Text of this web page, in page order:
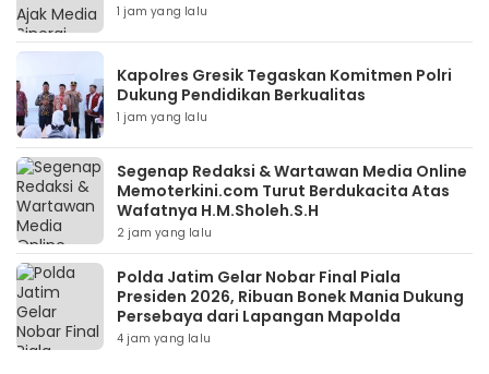
1 jam yang lalu
Kapolres Gresik Tegaskan Komitmen Polri
Dukung Pendidikan Berkualitas
1 jam yang lalu
Segenap Redaksi & Wartawan Media Online
Memoterkini.com Turut Berdukacita Atas
Wafatnya H.M.Sholeh.S.H
2 jam yang lalu
Polda Jatim Gelar Nobar Final Piala
Presiden 2026, Ribuan Bonek Mania Dukung
Persebaya dari Lapangan Mapolda
4 jam yang lalu